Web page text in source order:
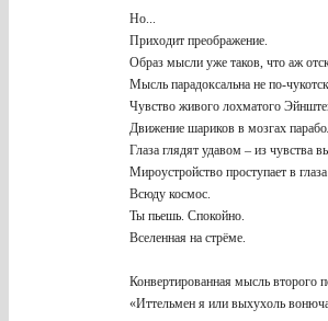
Но...
Приходит преображение.
Образ мысли уже таков, что аж
Мысль парадоксальна не по-
Чувство живого лохматого
Движение шариков в мозгах
Глаза глядят удавом – из чувства
Мироустройство проступает в
Всюду космос.
Ты пьешь. Спокойно.
Вселенная на стрёме.
Конвертированная мысль второго
«Иттельмен я или выхухоль